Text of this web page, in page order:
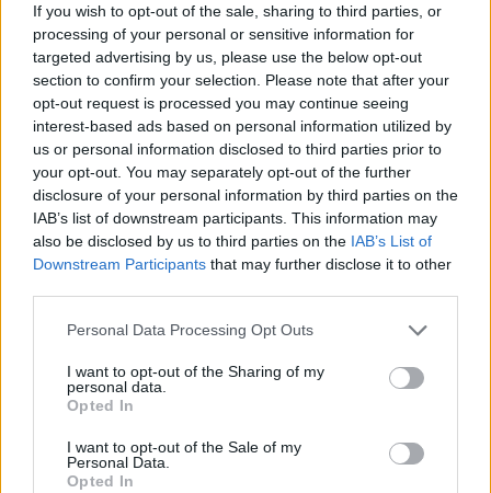
If you wish to opt-out of the sale, sharing to third parties, or
processing of your personal or sensitive information for
targeted advertising by us, please use the below opt-out
section to confirm your selection. Please note that after your
opt-out request is processed you may continue seeing
interest-based ads based on personal information utilized by
us or personal information disclosed to third parties prior to
your opt-out. You may separately opt-out of the further
disclosure of your personal information by third parties on the
IAB’s list of downstream participants. This information may
also be disclosed by us to third parties on the IAB’s List of
Downstream Participants that may further disclose it to other
Personal Data Processing Opt Outs
I want to opt-out of the Sharing of my
personal data.
Opted In
I want to opt-out of the Sale of my
Personal Data.
Opted In
debutta in Coppa di Lega con gli inglesi
rimanendo a Manchester per tutta la stagione.
Nel luglio 2022 passa al Nottingham Forest
prima di indossare in vari prestiti europei la
maglia di Girona, Willem II e Adama
Demirspor. Nel luglio 2022 viene acquistato
dal Burnley con cui vince la Championship il
primo anno e al termine del biennio con
i Clarets disputa 51 gare tra il campionato di
nazionali. Nel 2024 viene prelevato
dall’Ipswich Towncon cui disputa, nell’ultima
stagione, 13 presenze in Premier League.
Con la maglia della nazionale sceglie di
rappresentare prima il Montenegro, per via